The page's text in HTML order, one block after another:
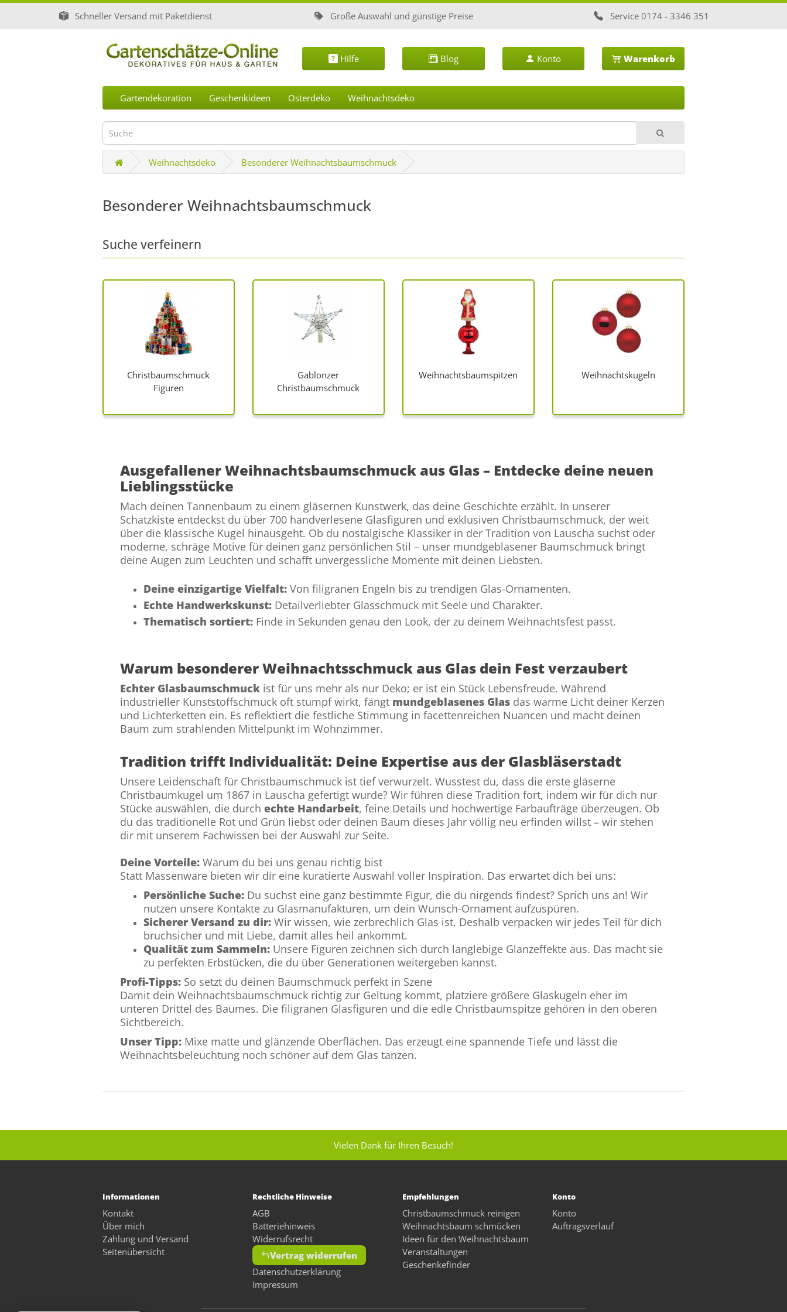
Schneller Versand mit Paketdienst Große Auswahl und günstige Preise Service 0174 - 3346 351
Hilfe Blog Konto Warenkorb
Gartendekoration Geschenkideen Osterdeko Weihnachtsdeko
Weihnachtsdeko Besonderer Weihnachtsbaumschmuck
Besonderer Weihnachtsbaumschmuck
Suche verfeinern
Christbaumschmuck
Figuren
Gablonzer
Christbaumschmuck
Weihnachtsbaumspitzen Weihnachtskugeln
Ausgefallener Weihnachtsbaumschmuck aus Glas – Entdecke deine neuen
Lieblingsstücke
Mach deinen Tannenbaum zu einem gläsernen Kunstwerk, das deine Geschichte erzählt. In unserer
Schatzkiste entdeckst du über 700 handverlesene Glasfiguren und exklusiven Christbaumschmuck, der weit
über die klassische Kugel hinausgeht. Ob du nostalgische Klassiker in der Tradition von Lauscha suchst oder
moderne, schräge Motive für deinen ganz persönlichen Stil – unser mundgeblasener Baumschmuck bringt
deine Augen zum Leuchten und schafft unvergessliche Momente mit deinen Liebsten.
Deine einzigartige Vielfalt: Von filigranen Engeln bis zu trendigen Glas-Ornamenten.
Echte Handwerkskunst: Detailverliebter Glasschmuck mit Seele und Charakter.
Thematisch sortiert: Finde in Sekunden genau den Look, der zu deinem Weihnachtsfest passt.
Warum besonderer Weihnachtsschmuck aus Glas dein Fest verzaubert
Echter Glasbaumschmuck ist für uns mehr als nur Deko; er ist ein Stück Lebensfreude. Während
industrieller Kunststoffschmuck oft stumpf wirkt, fängt mundgeblasenes Glas das warme Licht deiner Kerzen
und Lichterketten ein. Es reflektiert die festliche Stimmung in facettenreichen Nuancen und macht deinen
Baum zum strahlenden Mittelpunkt im Wohnzimmer.
Tradition trifft Individualität: Deine Expertise aus der Glasbläserstadt
Unsere Leidenschaft für Christbaumschmuck ist tief verwurzelt. Wusstest du, dass die erste gläserne
Christbaumkugel um 1867 in Lauscha gefertigt wurde? Wir führen diese Tradition fort, indem wir für dich nur
Stücke auswählen, die durch echte Handarbeit, feine Details und hochwertige Farbaufträge überzeugen. Ob
du das traditionelle Rot und Grün liebst oder deinen Baum dieses Jahr völlig neu erfinden willst – wir stehen
dir mit unserem Fachwissen bei der Auswahl zur Seite.
Deine Vorteile: Warum du bei uns genau richtig bist
Statt Massenware bieten wir dir eine kuratierte Auswahl voller Inspiration. Das erwartet dich bei uns:
Persönliche Suche: Du suchst eine ganz bestimmte Figur, die du nirgends findest? Sprich uns an! Wir
nutzen unsere Kontakte zu Glasmanufakturen, um dein Wunsch-Ornament aufzuspüren.
Sicherer Versand zu dir: Wir wissen, wie zerbrechlich Glas ist. Deshalb verpacken wir jedes Teil für dich
bruchsicher und mit Liebe, damit alles heil ankommt.
Qualität zum Sammeln: Unsere Figuren zeichnen sich durch langlebige Glanzeffekte aus. Das macht sie
zu perfekten Erbstücken, die du über Generationen weitergeben kannst.
Profi-Tipps: So setzt du deinen Baumschmuck perfekt in Szene
Damit dein Weihnachtsbaumschmuck richtig zur Geltung kommt, platziere größere Glaskugeln eher im
unteren Drittel des Baumes. Die filigranen Glasfiguren und die edle Christbaumspitze gehören in den oberen
Sichtbereich.
Unser Tipp: Mixe matte und glänzende Oberflächen. Das erzeugt eine spannende Tiefe und lässt die
Weihnachtsbeleuchtung noch schöner auf dem Glas tanzen.
Vielen Dank für Ihren Besuch!
Informationen
Kontakt
Über mich
Zahlung und Versand
Seitenübersicht
Rechtliche Hinweise
AGB
Batteriehinweis
Widerrufsrecht
Vertrag widerrufen
Datenschutzerklärung
Impressum
Empfehlungen
Christbaumschmuck reinigen
Weihnachtsbaum schmücken
Ideen für den Weihnachtsbaum
Veranstaltungen
Geschenkefinder
Konto
Konto
Auftragsverlauf